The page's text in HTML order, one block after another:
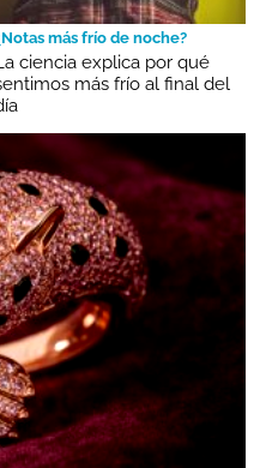
más frío de noche?
ciencia explica por qué
más frío al final del